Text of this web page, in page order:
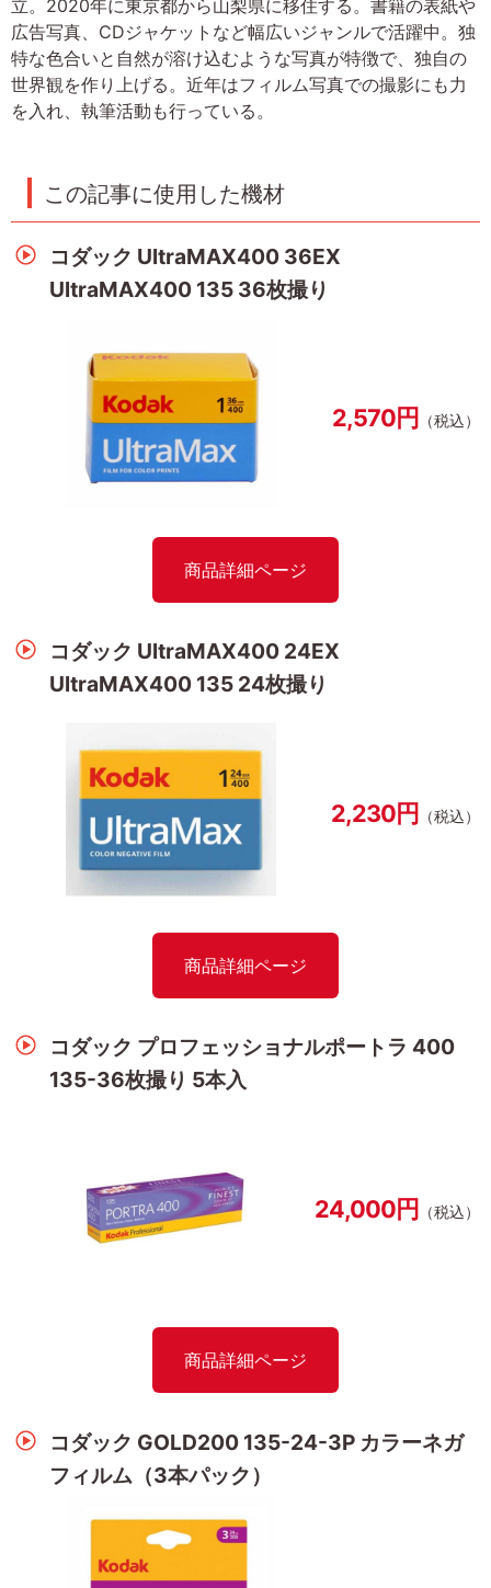
立。2020年に東京都から山梨県に移住する。書籍の表紙や
広告写真、CDジャケットなど幅広いジャンルで活躍中。独
特な色合いと自然が溶け込むような写真が特徴で、独自の
世界観を作り上げる。近年はフィルム写真での撮影にも力
を入れ、執筆活動も行っている。
この記事に使用した機材
コダック UltraMAX400 36EX
UltraMAX400 135 36枚撮り
2,570円 （税込）
商品詳細ページ
コダック UltraMAX400 24EX
UltraMAX400 135 24枚撮り
2,230円 （税込）
商品詳細ページ
コダック プロフェッショナルポートラ 400
135-36枚撮り 5本入
24,000円 （税込）
商品詳細ページ
コダック GOLD200 135-24-3P カラーネガ
フィルム（3本パック）